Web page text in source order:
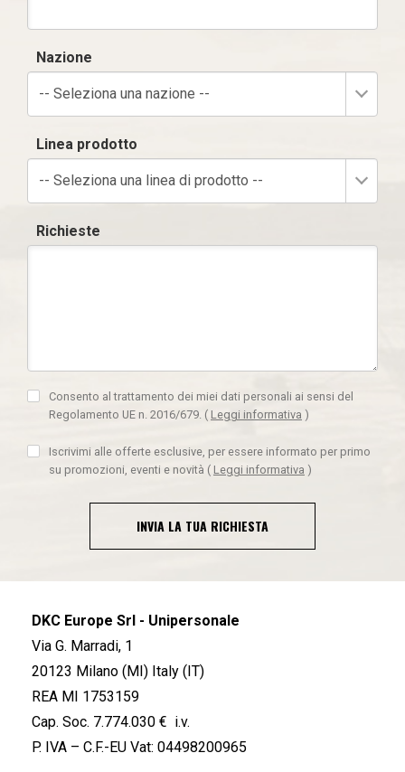
Nazione
-- Seleziona una nazione --
Linea prodotto
-- Seleziona una linea di prodotto --
Richieste
Consento al trattamento dei miei dati personali ai sensi del
Regolamento UE n. 2016/679. ( Leggi informativa )
Iscrivimi alle offerte esclusive, per essere informato per primo
su promozioni, eventi e novità ( Leggi informativa )
INVIA LA TUA RICHIESTA
DKC Europe Srl - Unipersonale
Via G. Marradi, 1
20123 Milano (MI) Italy (IT)
REA MI 1753159
Cap. Soc. 7.774.030 € i.v.
P. IVA – C.F.-EU Vat: 04498200965